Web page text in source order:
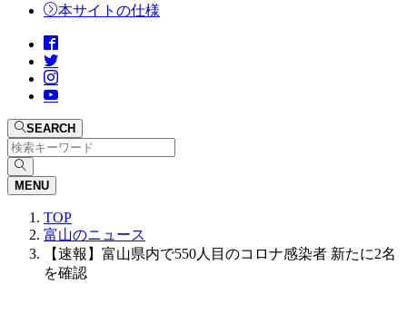
本サイトの仕様
SEARCH
MENU
TOP
富山のニュース
【速報】富山県内で550人目のコロナ感染者 新たに2名
を確認